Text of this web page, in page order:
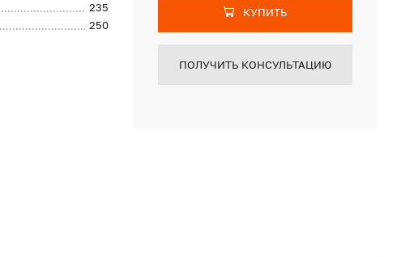
235
250
КУПИТЬ
ПОЛУЧИТЬ КОНСУЛЬТАЦИЮ